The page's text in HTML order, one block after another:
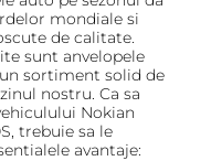
mondiale si
de calitate.
sunt anvelopele
sortiment solid de
nostru. Ca sa
Nokian
trebuie sa le
avantaje: